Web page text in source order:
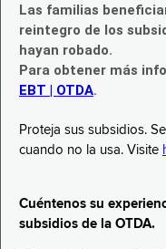
Las familias
reintegro de los
hayan robado.
Para obtener más
EBT | OTDA.
Proteja sus subsidios.
cuando no la usa. Visite
Cuéntenos su
subsidios de la OTDA.